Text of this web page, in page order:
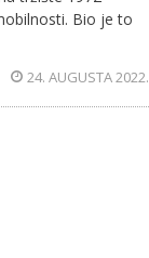
Bio je to
24. AUGUSTA 2022.